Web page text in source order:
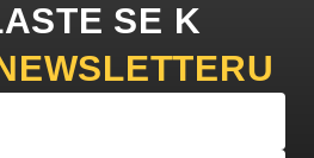
SE K